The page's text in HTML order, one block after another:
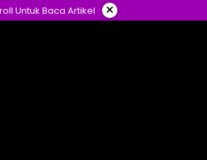
Untuk Baca Artikel ×